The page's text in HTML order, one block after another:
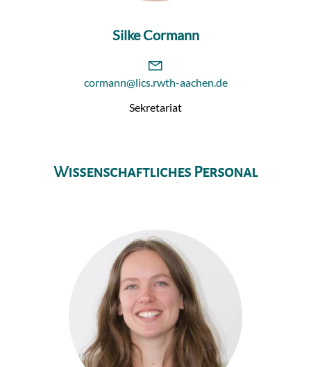
Silke Cormann
cormann@lics.rwth-aachen.de
Sekretariat
Wissenschaftliches Personal